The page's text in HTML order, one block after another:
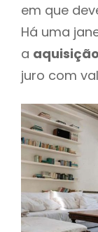
em que
Há uma
a
juro com